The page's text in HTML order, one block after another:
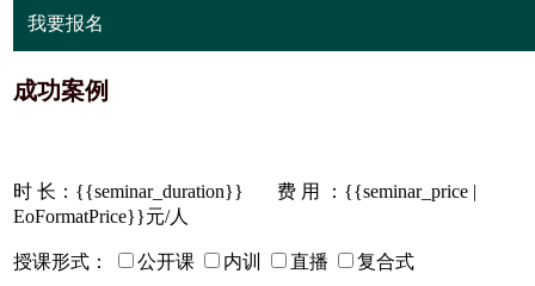
我要报名
成功案例
时 长： {{seminar_duration}}
费 用 ：{{seminar_price |
EoFormatPrice}}元/人
授课形式： 公开课 内训 直播 复合式